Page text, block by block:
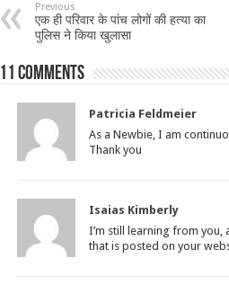
Previous
एक ही परिवार के पांच लोगों की हत्या का
पुलिस ने किया खुलासा
11 comments
Patricia Feldmeier
As a Newbie, I am
Thank you
Isaias Kimberly
I’m still learning from you,
that is posted on your